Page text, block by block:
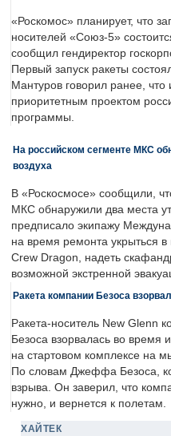
«Роскомос» планирует, что
носителей «Союз-5»
сообщил гендиректор
Первый запуск ракеты
Мантуров говорил ранее,
приоритетным проектом
программы.
На российском сегменте МКС
воздуха
В «Роскосмосе» сообщили,
МКС обнаружили два места
предписало экипажу
на время ремонта укрыться
Crew Dragon, надеть
возможной экстренной
Ракета компании Безоса
Ракета-носитель New
Безоса взорвалась во время
на стартовом комплексе на
По словам Джеффа Безоса,
взрыва. Он заверил, что
нужно, и вернется к полетам.
ХАЙТЕК